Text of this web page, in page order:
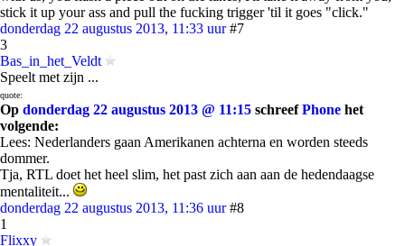
stick it up your ass and pull the fucking trigger 'til it goes "click."
donderdag 22 augustus 2013, 11:33 uur #7
3
Bas_in_het_Veldt
Speelt met zijn ...
quote:
Op donderdag 22 augustus 2013 @ 11:15 schreefPhone het
volgende:
Lees: Nederlanders gaan Amerikanen achterna en worden steeds
dommer.
Tja, RTL doet het heel slim, het past zich aan aan de hedendaagse
mentaliteit...
donderdag 22 augustus 2013, 11:36 uur #8
1
Flixxy